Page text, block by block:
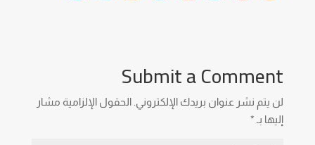
Submit a Comment
لن يتم نشر عنوان بريدك الإلكتروني. الحقول الإلزامية مشار
إليها بـ *